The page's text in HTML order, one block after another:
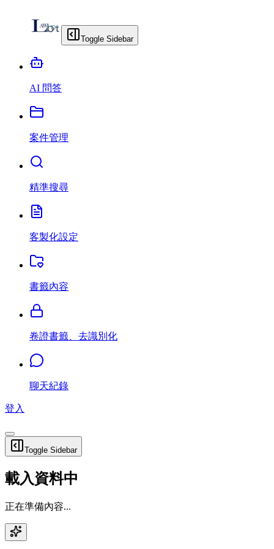
Toggle Sidebar
AI 問答
案件管理
精準搜尋
客製化設定
書籤內容
卷證書籤、去識別化
聊天紀錄
登入
Toggle Sidebar
載入資料中
正在準備內容...